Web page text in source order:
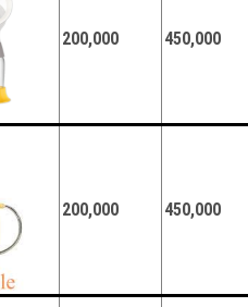
200,000 450,000
200,000 450,000